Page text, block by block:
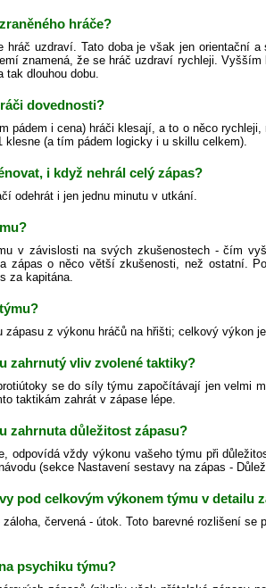
hráče?
hráč uzdraví. Tato doba je však jen orientační
znamená, že se hráč uzdraví rychleji.
tak dlouhou dobu.
dovednosti?
pádem i cena) hráči klesají, a to o něco
klesne (a tím pádem logicky i u skillu celkem).
i když nehrál celý zápas?
odehrát i jen jednu minutu v utkání.
v závislosti na svých zkušenostech - čím
zápas o něco větší zkušenosti, než ostatní.
za kapitána.
zápasu z výkonu hráčů na hřišti; celkový výkon
zahrnutý vliv zvolené taktiky?
se do síly týmu započítávají jen velmi
taktikám zahrát v zápase lépe.
zahrnuta důležitost zápasu?
odpovídá vždy výkonu vašeho týmu při
(sekce Nastavení sestavy na zápas -
pod celkovým výkonem týmu v detailu
záloha, červená - útok. Toto barevné rozlišení
psychiku týmu?